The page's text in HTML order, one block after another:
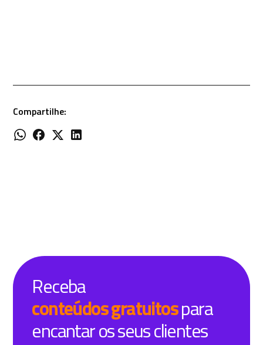
Compartilhe:
Receba
conteúdos gratuitospara
encantar os seus clientes